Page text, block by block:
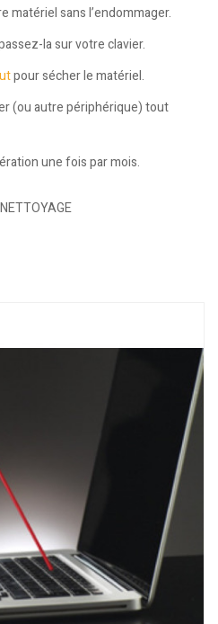
sans l’endommager.
la sur votre clavier.
pour sécher le matériel.
(ou autre périphérique) tout
une fois par mois.
NETTOYAGE